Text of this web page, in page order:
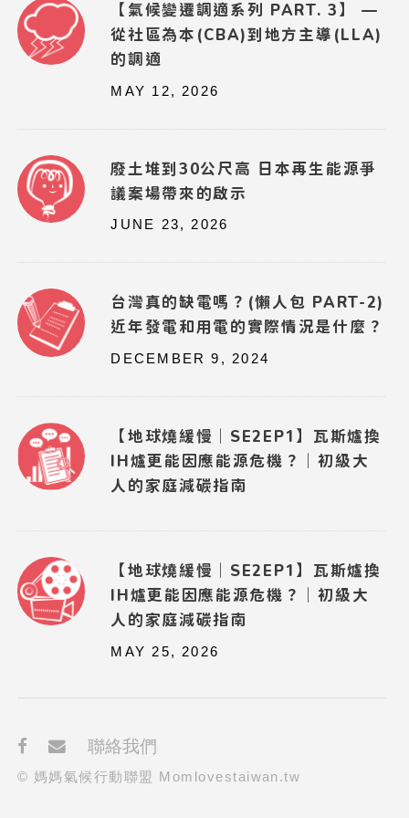
【氣候變遷調適系列 PART. 3】 —
從社區為本(CBA)到地方主導(LLA)
的調適
MAY 12, 2026
廢土堆到30公尺高 日本再生能源爭
議案場帶來的啟示
JUNE 23, 2026
台灣真的缺電嗎？(懶人包 PART-2)
近年發電和用電的實際情況是什麼？
DECEMBER 9, 2024
【地球燒緩慢｜SE2EP1】瓦斯爐換
IH爐更能因應能源危機？｜初級大
人的家庭減碳指南
【地球燒緩慢｜SE2EP1】瓦斯爐換
IH爐更能因應能源危機？｜初級大
人的家庭減碳指南
MAY 25, 2026
聯絡我們
© 媽媽氣候行動聯盟 Momlovestaiwan.tw